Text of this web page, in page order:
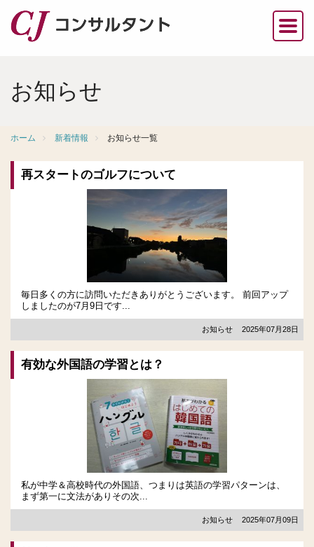
お知らせ
ホーム 新着情報 お知らせ一覧
再スタートのゴルフについて
毎日多くの方に訪問いただきありがとうございます。 前回アップ
しましたのが7月9日です...
お知らせ 2025年07月28日
有効な外国語の学習とは？
私が中学＆高校時代の外国語、つまりは英語の学習パターンは、
まず第一に文法がありその次...
お知らせ 2025年07月09日